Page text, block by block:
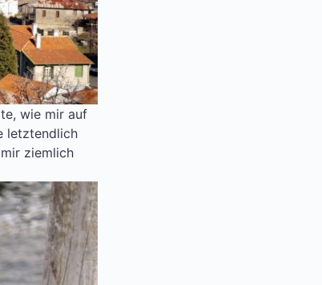
wie mir auf
letztendlich
ziemlich